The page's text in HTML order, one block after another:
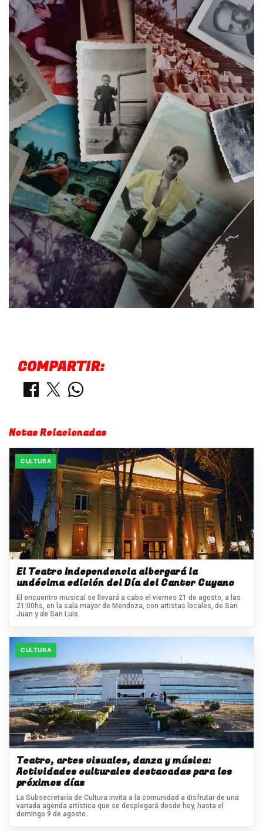
COMPARTIR:
Notas Relacionadas
CULTURA
El Teatro Independencia albergará la
undécima edición del Día del Cantor Cuyano
El encuentro musical se llevará a cabo el viernes 21 de agosto, a las
21:00hs, en la sala mayor de Mendoza, con artistas locales, de San
Juan y de San Luis.
CULTURA
Teatro, artes visuales, danza y música:
Actividades culturales destacadas para los
próximos días
La Subsecretaría de Cultura invita a la comunidad a disfrutar de una
variada agenda artística que se desplegará desde hoy, hasta el
domingo 9 de agosto.